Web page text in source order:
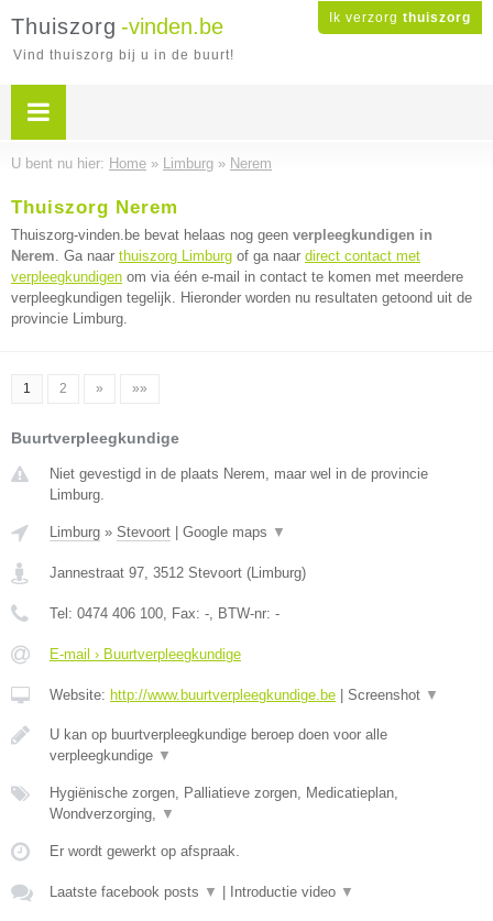
Ik verzorg thuiszorg
Thuiszorg -vinden.be
Vind thuiszorg bij u in de buurt!
U bent nu hier: Home » Limburg » Nerem
Thuiszorg Nerem
Thuiszorg-vinden.be bevat helaas nog geen verpleegkundigen in
Nerem. Ga naar thuiszorg Limburg of ga naar direct contact met
verpleegkundigen om via één e-mail in contact te komen met meerdere
verpleegkundigen tegelijk. Hieronder worden nu resultaten getoond uit de
provincie Limburg.
1 2 » »»
Buurtverpleegkundige
Niet gevestigd in de plaats Nerem, maar wel in de provincie
Limburg.
Limburg » Stevoort Google maps ▼
Jannestraat 97, 3512 Stevoort (Limburg)
Tel: 0474 406 100, Fax: -, BTW-nr: -
E-mail › Buurtverpleegkundige
Website: http://www.buurtverpleegkundige.be Screenshot ▼
U kan op buurtverpleegkundige beroep doen voor alle
verpleegkundige ▼
Hygiënische zorgen, Palliatieve zorgen, Medicatieplan,
Wondverzorging, ▼
Er wordt gewerkt op afspraak.
Laatste facebook posts ▼ Introductie video ▼